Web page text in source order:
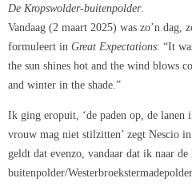
De Kropswolder-buitenpolder.
Vandaag (2 maart 2025) was zo’n dag,
formuleert in Great Expectations: “It
the sun shines hot and the wind blows
and winter in the shade.”
Ik ging eropuit, ‘de paden op, de lanen
vrouw mag niet stilzitten’ zegt Nescio in
geldt dat evenzo, vandaar dat ik naar
buitenpolder/